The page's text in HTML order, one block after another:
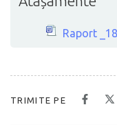
Raport
TRIMITE PE